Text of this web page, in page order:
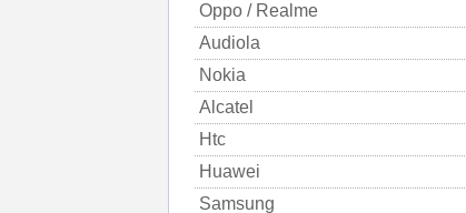
Oppo / Realme
Audiola
Nokia
Alcatel
Htc
Huawei
Samsung